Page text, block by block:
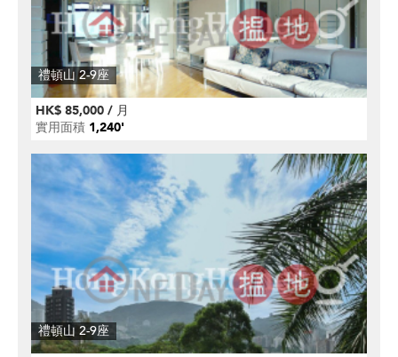
禮頓山 2-9座
HK$ 85,000 / 月
實用面積 1,240'
禮頓山 2-9座